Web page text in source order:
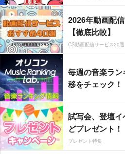
2026年動画配
【徹底比較】
CS動画配信サービス20選
毎週の音楽ラ
移をチェック！
試写会、登壇
どプレゼント！
プレゼント特集